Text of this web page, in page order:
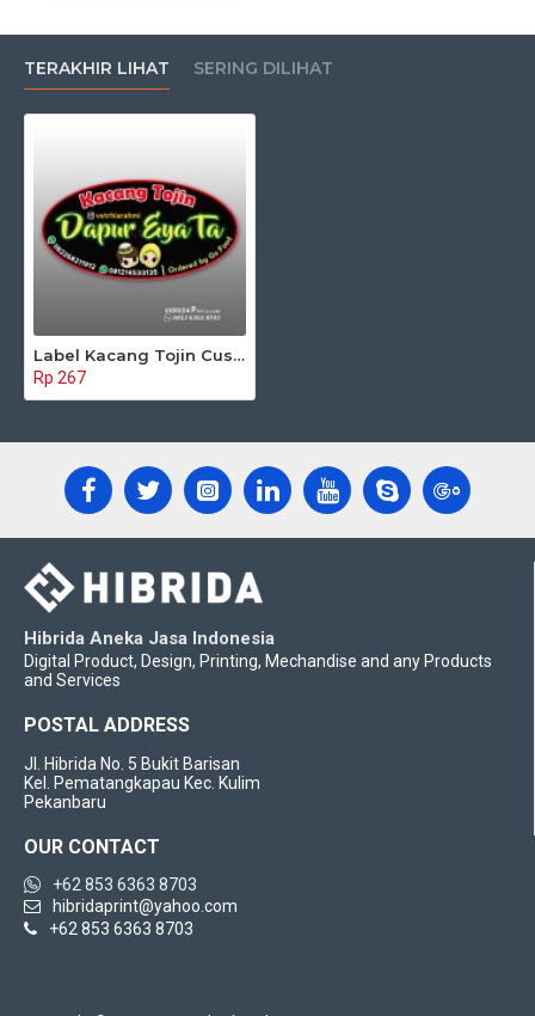
TERAKHIR LIHAT SERING DILIHAT
Label Kacang Tojin Custom
Rp 267
Hibrida Aneka Jasa Indonesia
Digital Product, Design, Printing, Mechandise and any Products
and Services
POSTAL ADDRESS
Jl. Hibrida No. 5 Bukit Barisan
Kel. Pematangkapau Kec. Kulim
Pekanbaru
OUR CONTACT
+62 853 6363 8703
hibridaprint@yahoo.com
+62 853 6363 8703